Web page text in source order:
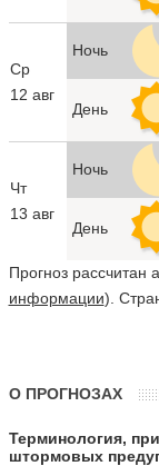
Ср
12 авг
Ночь
День
Чт
13 авг
Ночь
День
Прогноз рассчитан
информации).
О ПРОГНОЗАХ
Терминология,
штормовых